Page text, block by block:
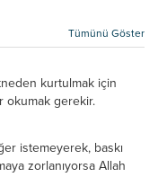
teşri yapamaz. Sadece
Tümünü Göster
kurtulmak için
okumak gerekir.
hoca algısını yenmek
istemeyerek, baskı
zorlanıyorsa Allah